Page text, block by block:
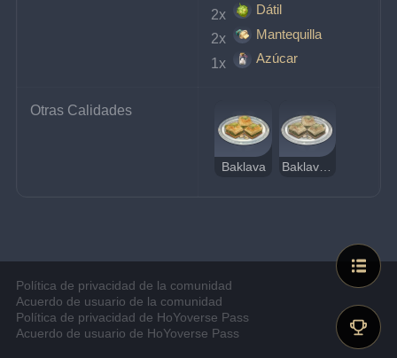
2x
Dátil
2x
Mantequilla
1x
Azúcar
Otras Calidades
Baklava
Política de privacidad de la comunidad
Acuerdo de usuario de la comunidad
Política de privacidad de HoYoverse Pass
Acuerdo de usuario de HoYoverse Pass